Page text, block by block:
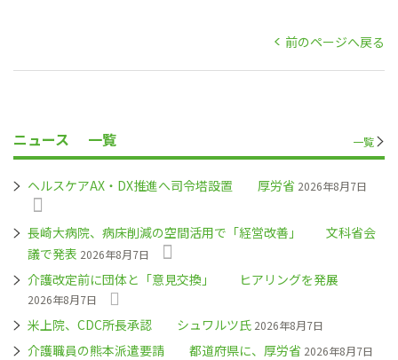
前のページへ戻る
ニュース 一覧 一覧
ヘルスケアAX・DX推進へ司令塔設置 厚労省 2026年8月7日
長崎大病院、病床削減の空間活用で「経営改善」 文科省会
議で発表 2026年8月7日
介護改定前に団体と「意見交換」 ヒアリングを発展
2026年8月7日
米上院、CDC所長承認 シュワルツ氏 2026年8月7日
介護職員の熊本派遣要請 都道府県に、厚労省 2026年8月7日